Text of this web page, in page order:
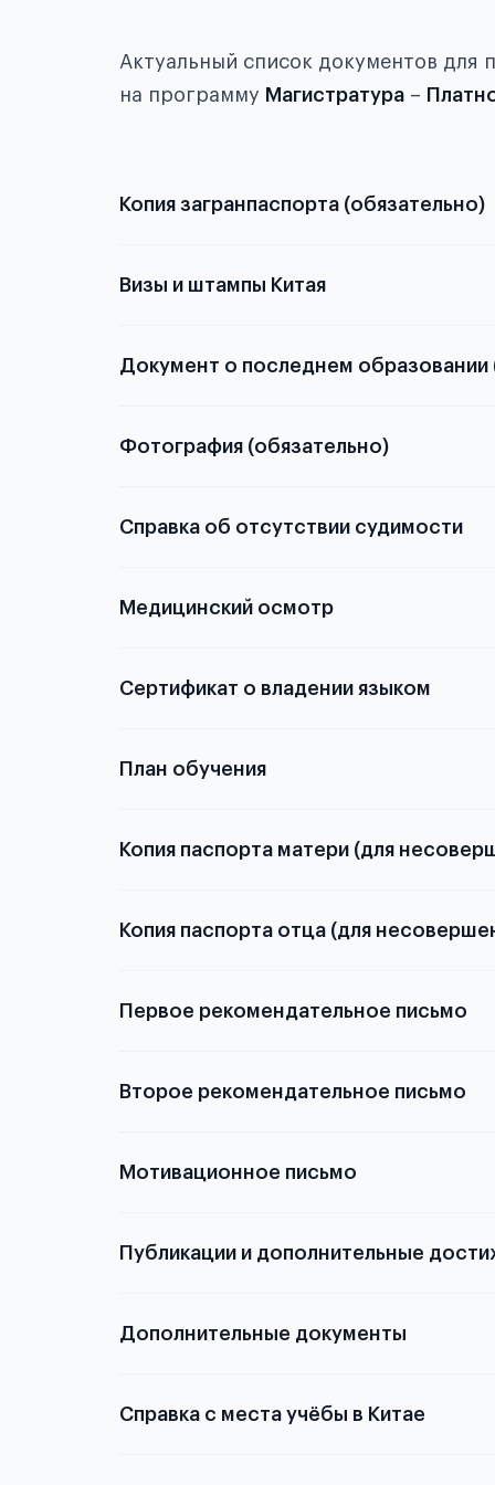
Актуальный список документов для
на программу Магистратура –
Копия загранпаспорта (обязательно)
Визы и штампы Китая
Документ о последнем образовании
о том, какие документы необходимы для
Фотография (обязательно)
Справка об отсутствии судимости
из России
Медицинский осмотр
статьей
Сертификат о владении языком
План обучения
Копия паспорта матери (для
Подробнее о
Копия паспорта отца (для
Подробнее
Первое рекомендательное письмо
Второе рекомендательное письмо
Мотивационное письмо
Подробнее о том,
Публикации и дополнительные
Дополнительные документы
Справка с места учёбы в Китае